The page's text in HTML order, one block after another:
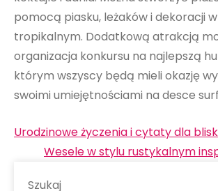
pomocą piasku, leżaków i dekoracji
tropikalnym. Dodatkową atrakcją
organizacja konkursu na najlepszą
którym wszyscy będą mieli okazję
swoimi umiejętnościami na desce
Nawigacja
wpisu
Urodzinowe życzenia i cytaty dla
Wesele w stylu rustykalnym
Szukaj